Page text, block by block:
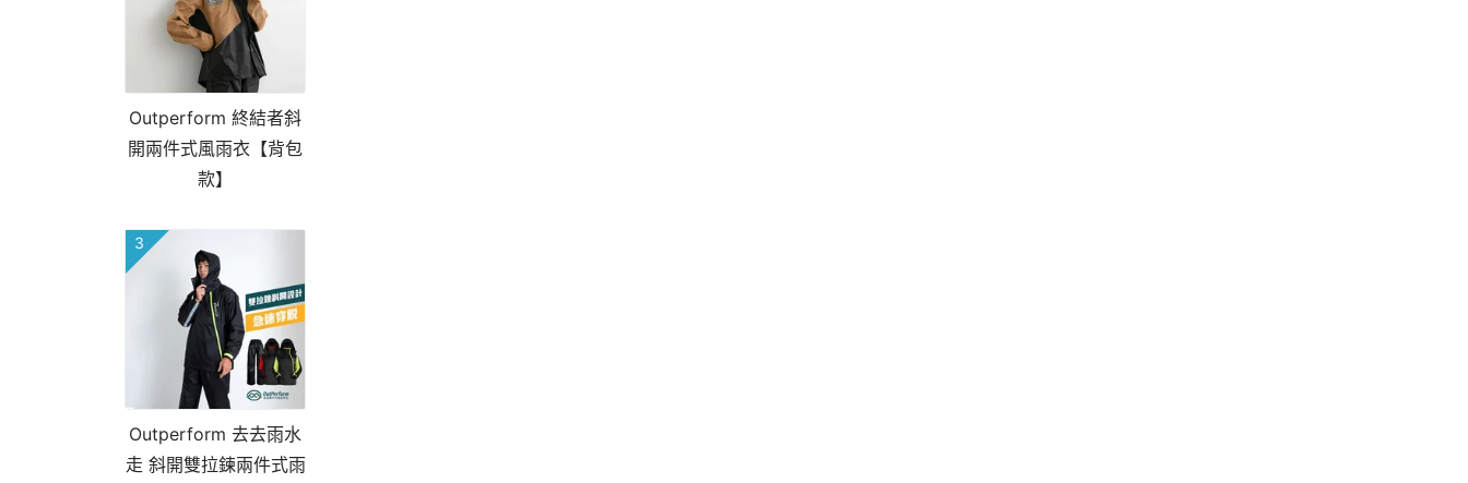
Outperform 終結者斜
開兩件式風雨衣【背包
款】
3
Outperform 去去雨水
走 斜開雙拉鍊兩件式雨